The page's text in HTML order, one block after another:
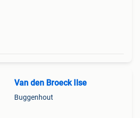
Van den Broeck Ilse
Buggenhout